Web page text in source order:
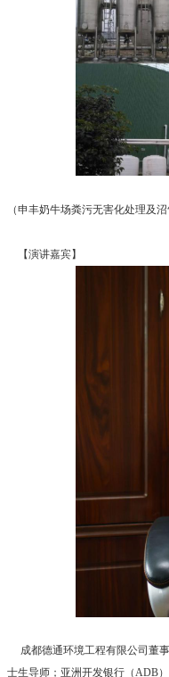
（申丰奶牛场粪污无害化处理及
【演讲嘉宾】
成都德通环境工程有限公司董
士生导师；亚洲开发银行（ADB